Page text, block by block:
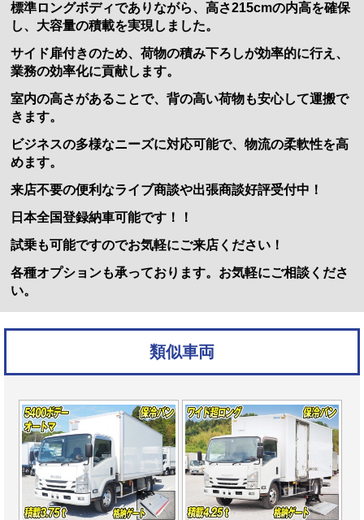
標準ロングボディでありながら、高さ215cmの内高を確保
し、大容量の積載を実現しました。
サイド扉付きのため、荷物の積み下ろしが効率的に行え、
業務の効率化に貢献します。
室内の高さがあることで、背の高い荷物も安心して運搬で
きます。
ビジネスの多様なニーズに対応可能で、物流の柔軟性を高
めます。
来店不要の便利なライブ商談や出張商談好評受付中！
日本全国登録納車可能です！！
試乗も可能ですのでお気軽にご来店ください！
各種オプションも承っております。お気軽にご相談くださ
い。
類似車両